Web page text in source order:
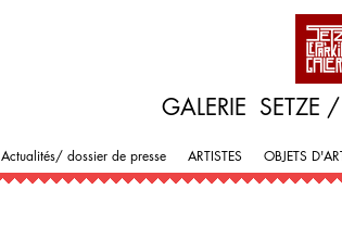
Actualités/ dossier de presse ARTISTES OBJETS
GALERIE SETZE